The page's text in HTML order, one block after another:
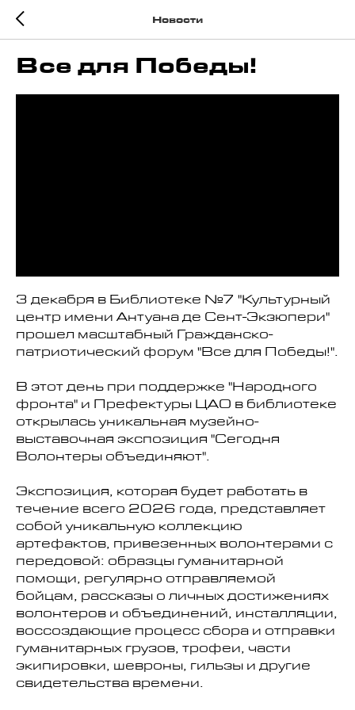
Новости
Все для Победы!
3 декабря в Библиотеке №7 "Культурный
центр имени Антуана де Сент-Экзюпери"
прошел масштабный Гражданско-
патриотический форум "Все для Победы!".
В этот день при поддержке "Народного
фронта" и Префектуры ЦАО в библиотеке
открылась уникальная музейно-
выставочная экспозиция "Сегодня
Волонтеры объединяют".
Экспозиция, которая будет работать в
течение всего 2026 года, представляет
собой уникальную коллекцию
артефактов, привезенных волонтерами с
передовой: образцы гуманитарной
помощи, регулярно отправляемой
бойцам, рассказы о личных достижениях
волонтеров и объединений, инсталляции,
воссоздающие процесс сбора и отправки
гуманитарных грузов, трофеи, части
экипировки, шевроны, гильзы и другие
свидетельства времени.